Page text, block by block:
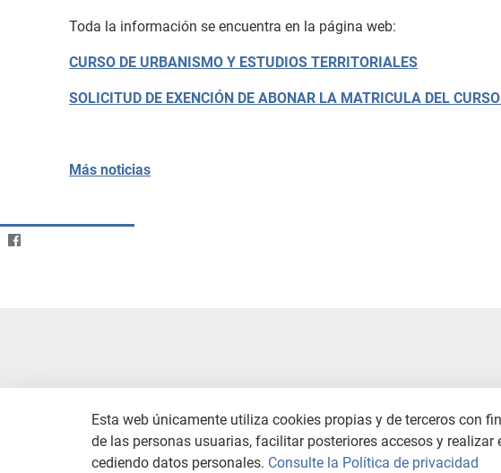
Toda la información se encuentra en la página web:
CURSO DE URBANISMO Y ESTUDIOS TERRITORIALES
SOLICITUD DE EXENCIÓN DE ABONAR LA MATRICULA DEL
Más noticias
CONTACTO AVISO LEGAL CANAL DE
Esta web únicamente utiliza cookies propias y de terceros con
de las personas usuarias, facilitar posteriores accesos y
cediendo datos personales. Consulte la Política de privacidad